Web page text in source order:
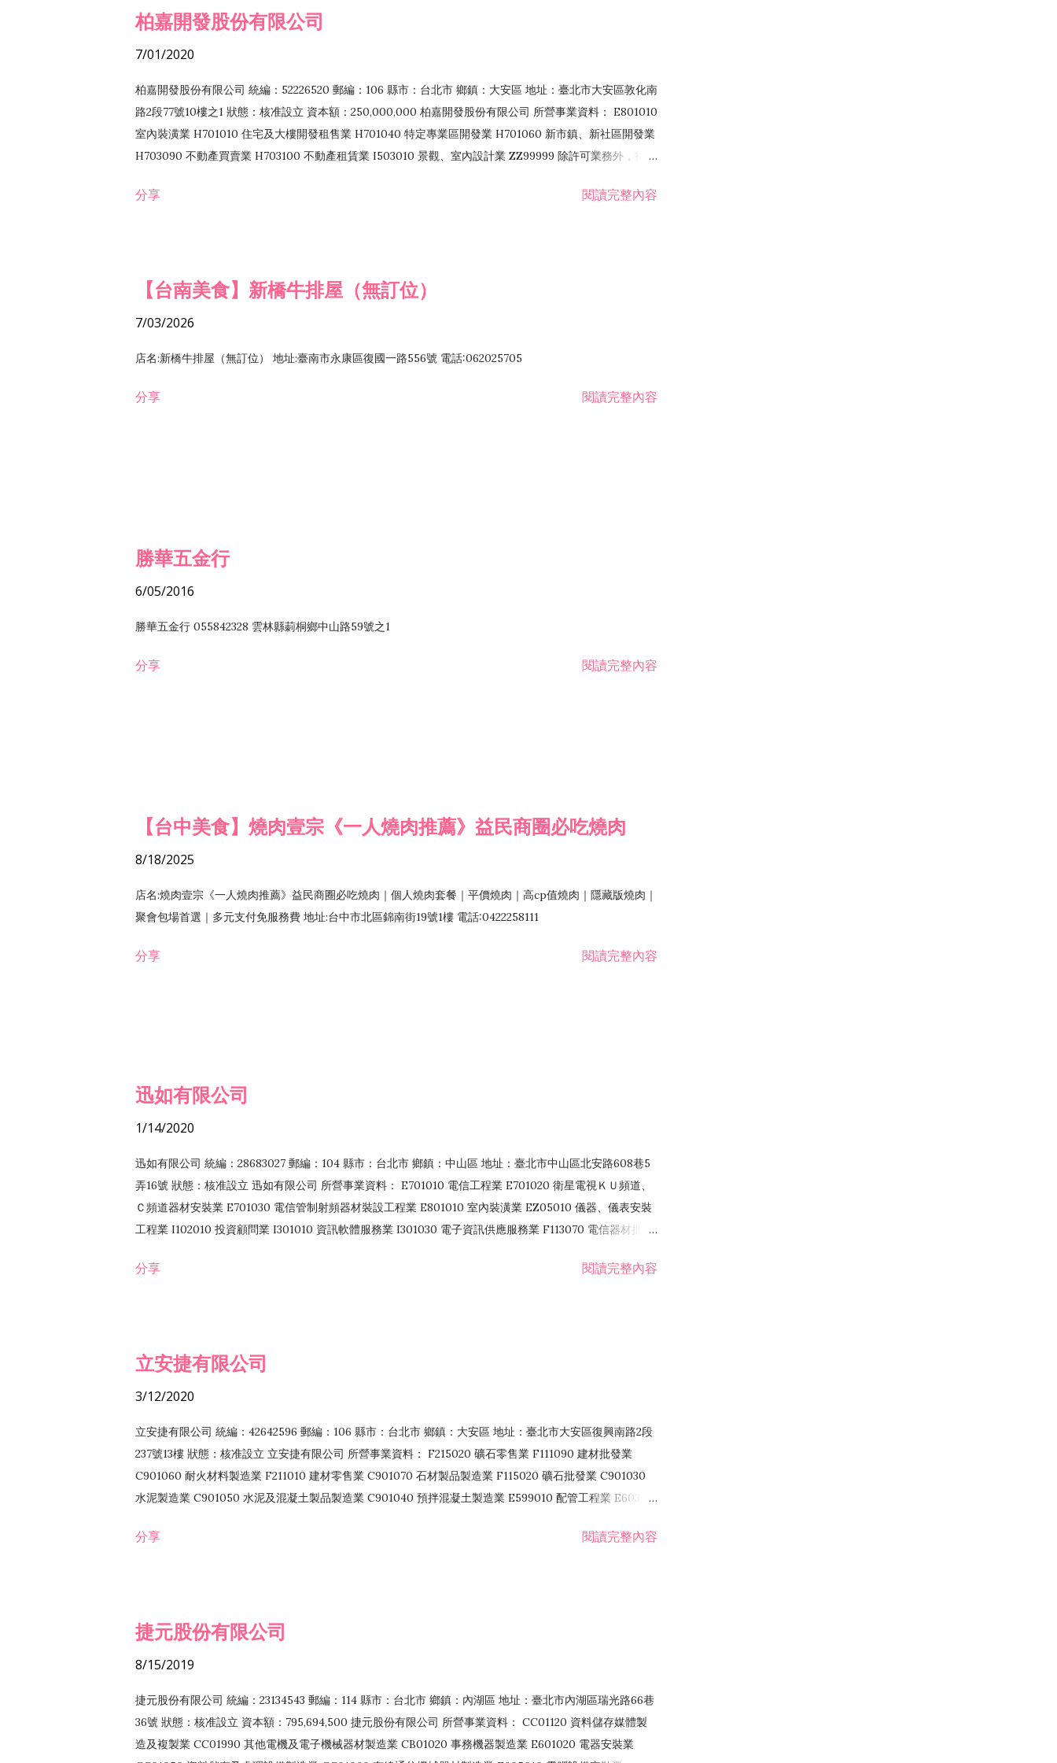
柏嘉開發股份有限公司
7/01/2020
柏嘉開發股份有限公司 統編：52226520 郵編：106 縣市：台北市 鄉鎮：大安區 地址：臺北市大安區敦化南
路2段77號10樓之1 狀態：核准設立 資本額：250,000,000 柏嘉開發股份有限公司 所營事業資料： E801010
室內裝潢業 H701010 住宅及大樓開發租售業 H701040 特定專業區開發業 H701060 新市鎮、新社區開發業
H703090 不動產買賣業 H703100 不動產租賃業 I503010 景觀、室內設計業 ZZ99999 除許可業務外，得經
分享 閱讀完整內容
【台南美食】新橋牛排屋（無訂位）
7/03/2026
店名:新橋牛排屋（無訂位） 地址:臺南市永康區復國一路556號 電話:062025705
分享 閱讀完整內容
勝華五金行
6/05/2016
勝華五金行 055842328 雲林縣莿桐鄉中山路59號之1
分享 閱讀完整內容
【台中美食】燒肉壹宗《一人燒肉推薦》益民商圈必吃燒肉
8/18/2025
店名:燒肉壹宗《一人燒肉推薦》益民商圈必吃燒肉｜個人燒肉套餐｜平價燒肉｜高cp值燒肉｜隱藏版燒肉｜
聚會包場首選｜多元支付免服務費 地址:台中市北區錦南街19號1樓 電話:0422258111
分享 閱讀完整內容
迅如有限公司
1/14/2020
迅如有限公司 統編：28683027 郵編：104 縣市：台北市 鄉鎮：中山區 地址：臺北市中山區北安路608巷5
弄16號 狀態：核准設立 迅如有限公司 所營事業資料： E701010 電信工程業 E701020 衛星電視ＫＵ頻道、
Ｃ頻道器材安裝業 E701030 電信管制射頻器材裝設工程業 E801010 室內裝潢業 EZ05010 儀器、儀表安裝
工程業 I102010 投資顧問業 I301010 資訊軟體服務業 I301030 電子資訊供應服務業 F113070 電信器材批發
務 F102030 菸酒批發業 F203020 菸酒零售業 F401171 酒類輸入業
分享 閱讀完整內容
立安捷有限公司
3/12/2020
立安捷有限公司 統編：42642596 郵編：106 縣市：台北市 鄉鎮：大安區 地址：臺北市大安區復興南路2段
237號13樓 狀態：核准設立 立安捷有限公司 所營事業資料： F215020 礦石零售業 F111090 建材批發業
C901060 耐火材料製造業 F211010 建材零售業 C901070 石材製品製造業 F115020 礦石批發業 C901030
水泥製造業 C901050 水泥及混凝土製品製造業 C901040 預拌混凝土製造業 E599010 配管工程業 E603110
EZ99990 其他工程業 F102170 食品什貨批發業 F106020 日常用品批發業 F108031 醫療器材批發業
分享 閱讀完整內容
捷元股份有限公司
8/15/2019
捷元股份有限公司 統編：23134543 郵編：114 縣市：台北市 鄉鎮：內湖區 地址：臺北市內湖區瑞光路66巷
36號 狀態：核准設立 資本額：795,694,500 捷元股份有限公司 所營事業資料： CC01120 資料儲存媒體製
造及複製業 CC01990 其他電機及電子機械器材製造業 CB01020 事務機器製造業 E601020 電器安裝業